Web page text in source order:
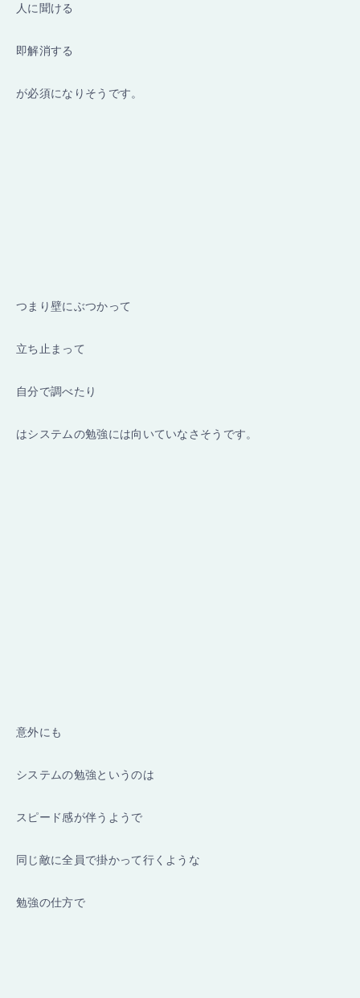
人に聞ける
即解消する
が必須になりそうです。
つまり壁にぶつかって
立ち止まって
自分で調べたり
はシステムの勉強には向いていなさそうです。
意外にも
システムの勉強というのは
スピード感が伴うようで
同じ敵に全員で掛かって行くような
勉強の仕方で